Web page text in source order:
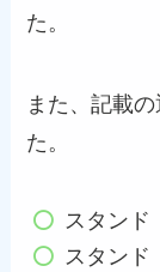
た。
また、記載
た。
スタンド
スタンド